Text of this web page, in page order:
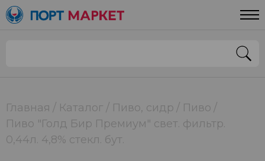
Главная Каталог Пиво, сидр
Пиво
Пиво "Голд Бир Премиум" свет. фильтр.
0,44л. 4,8% стекл. бут.